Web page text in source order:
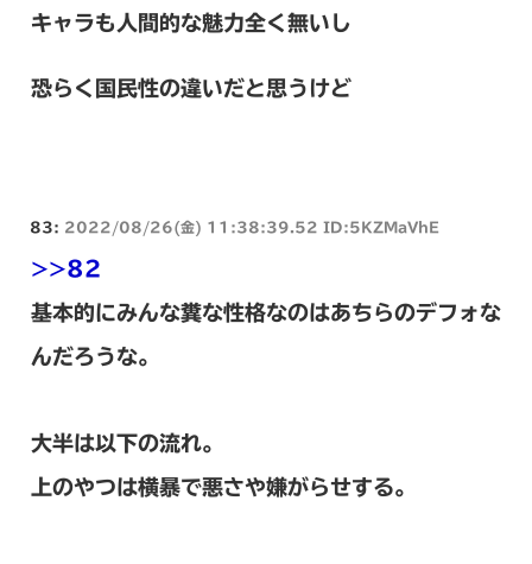
キャラも人間的な魅力全く無いし
恐らく国民性の違いだと思うけど
83: 2022/08/26(金) 11:38:39.52 ID:5KZMaVhE
>>82
基本的にみんな糞な性格なのはあちらのデフォな
んだろうな。
大半は以下の流れ。
上のやつは横暴で悪さや嫌がらせする。